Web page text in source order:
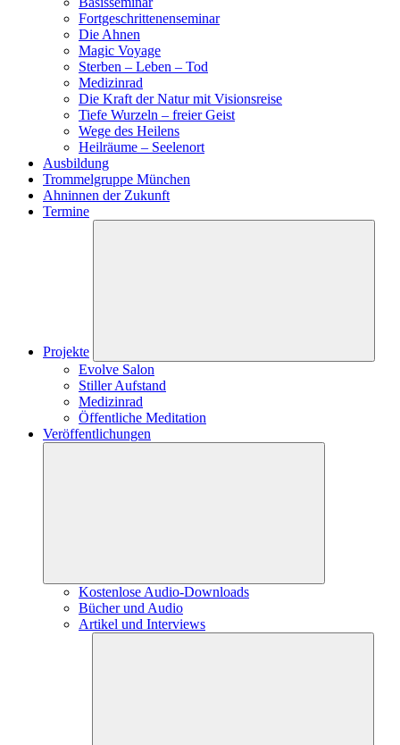
Fortgeschrittenenseminar
Die Ahnen
Magic Voyage
Sterben – Leben – Tod
Medizinrad
Die Kraft der Natur mit Visionsreise
Tiefe Wurzeln – freier Geist
Wege des Heilens
Heilräume – Seelenort
Ausbildung
Trommelgruppe München
Ahninnen der Zukunft
Termine
Projekte
Evolve Salon
Stiller Aufstand
Medizinrad
Öffentliche Meditation
Veröffentlichungen
Kostenlose Audio-Downloads
Bücher und Audio
Artikel und Interviews